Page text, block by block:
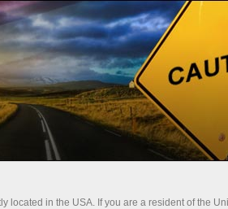
Análise Forex Revisões Analíticas
located in the USA. If you are a resident of the